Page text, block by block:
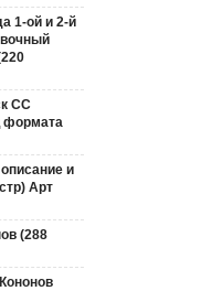
1-ой и 2-й
СС
формата
и
Арт
(288